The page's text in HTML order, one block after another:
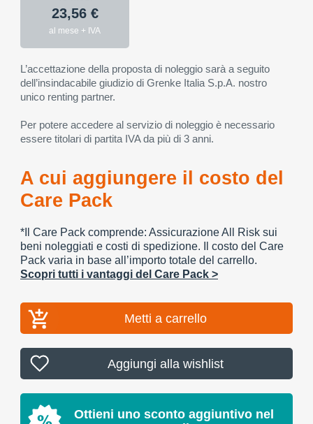
23,56 €
al mese + IVA
L’accettazione della proposta di noleggio sarà a seguito
dell’insindacabile giudizio di Grenke Italia S.p.A. nostro
unico renting partner.
Per potere accedere al servizio di noleggio è necessario
essere titolari di partita IVA da più di 3 anni.
A cui aggiungere il costo del
Care Pack
*Il Care Pack comprende: Assicurazione All Risk sui
beni noleggiati e costi di spedizione. Il costo del Care
Pack varia in base all’importo totale del carrello.
Scopri tutti i vantaggi del Care Pack >
Metti a carrello
Aggiungi alla wishlist
Ottieni uno sconto aggiuntivo nel